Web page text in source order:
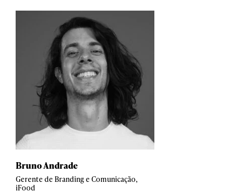
Bruno Andrade
Gerente de Branding e Comunicação,
iFood